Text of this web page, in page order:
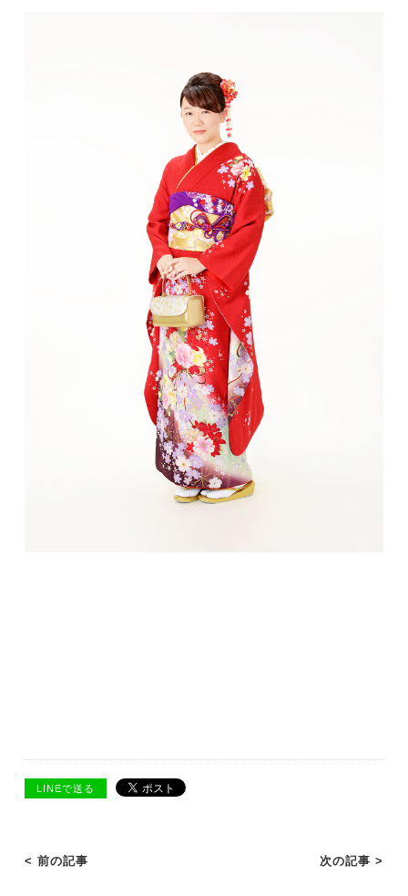
LINEで送る
< 前の記事 次の記事 >